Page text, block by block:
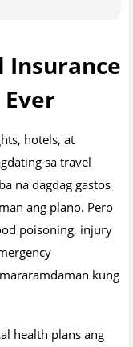
Insurance
hotels, at
sa travel
na dagdag gastos
ang plano. Pero
poisoning, injury
kung
health plans ang